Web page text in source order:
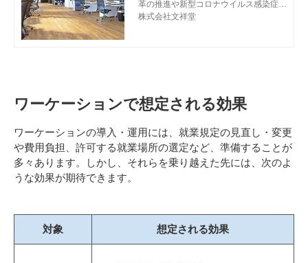
革の推進や新型コロナウイルス感染症の
感染拡大に伴い、私たちのワークスタイ
株式会社文祥堂
ワーケーションで想定される効果
ワーケーションの導入・運用には、就業規定の見直し・変更
や費用負担、許可する就業場所の選定など、準備することが
多々あります。しかし、それらを乗り越えた先には、次のよ
うな効果が期待できます。
対象 想定される効果